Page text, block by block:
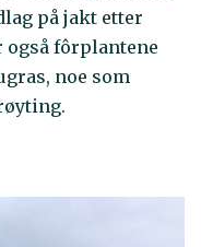
på jakt etter
fôrplantene
noe som